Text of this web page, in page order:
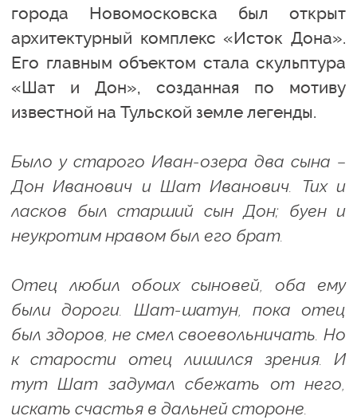
города Новомосковска был открыт
архитектурный комплекс «Исток Дона».
Его главным объектом стала скульптура
«Шат и Дон», созданная по мотиву
известной на Тульской земле легенды.
Было у старого Иван-озера два сына –
Дон Иванович и Шат Иванович. Тих и
ласков был старший сын Дон; буен и
неукротим нравом был его брат.
Отец любил обоих сыновей, оба ему
были дороги. Шат-шатун, пока отец
был здоров, не смел своевольничать. Но
к старости отец лишился зрения. И
тут Шат задумал сбежать от него,
искать счастья в дальней стороне.